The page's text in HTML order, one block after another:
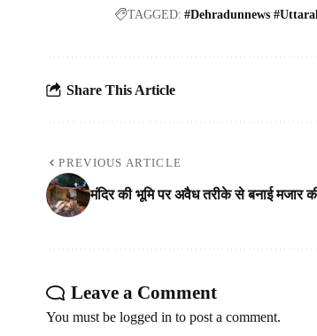
TAGGED: #Dehradunnews
Share This Article
PREVIOUS ARTICLE
मंदिर की भूमि पर अवैध तरीके से बनाई मजार
Leave a Comment
You must be logged in to post a comment.